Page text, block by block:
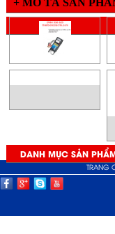
+ MÔ TẢ SẢN
DANH MỤC SẢN
TRANG